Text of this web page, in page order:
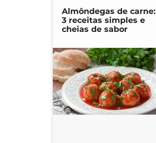
Almôndegas de carne:
3 receitas simples e
cheias de sabor